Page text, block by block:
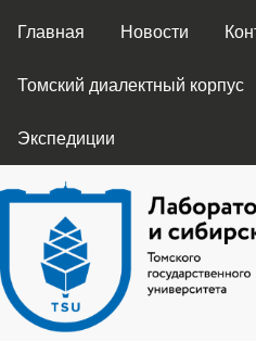
ГЛАВНОЕ МЕНЮ
Главная Новости
Томский диалектный корпус
Экспедиции